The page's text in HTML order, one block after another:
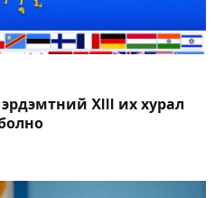
XIII их хурал